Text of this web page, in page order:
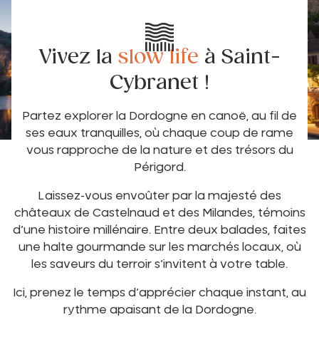
Vivez la slow life à Saint-
Cybranet !
Partez explorer la Dordogne en canoë, au fil de
ses eaux tranquilles, où chaque coup de rame
vous rapproche de la nature et des trésors du
Périgord.
Laissez-vous envoûter par la majesté des
châteaux de Castelnaud et des Milandes, témoins
d’une histoire millénaire. Entre deux balades, faites
une halte gourmande sur les marchés locaux, où
les saveurs du terroir s’invitent à votre table.
Ici, prenez le temps d’apprécier chaque instant, au
rythme apaisant de la Dordogne.